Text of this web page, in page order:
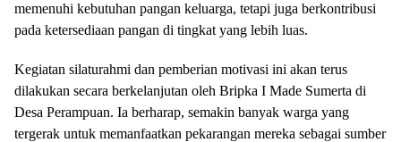
memenuhi kebutuhan pangan keluarga, tetapi juga berkontribusi
pada ketersediaan pangan di tingkat yang lebih luas.
Kegiatan silaturahmi dan pemberian motivasi ini akan terus
dilakukan secara berkelanjutan oleh Bripka I Made Sumerta di
Desa Perampuan. Ia berharap, semakin banyak warga yang
tergerak untuk memanfaatkan pekarangan mereka sebagai sumber